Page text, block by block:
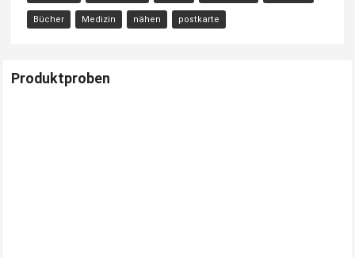
Bücher Medizin nähen postkarte
Produktproben